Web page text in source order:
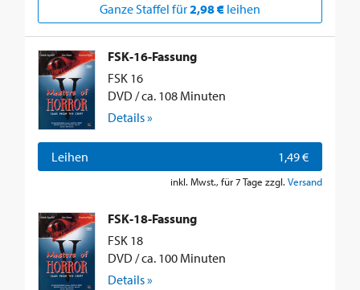
Ganze Staffel für2,98 € leihen
FSK-16-Fassung
FSK 16
DVD / ca. 108 Minuten
Details »
Leihen 1,49 €
inkl. Mwst., für 7 Tage zzgl. Versand
FSK-18-Fassung
FSK 18
DVD / ca. 100 Minuten
Details »